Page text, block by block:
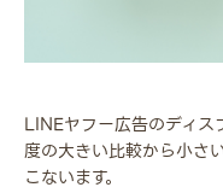
LINEヤフー広告のディ
度の大きい比較から小さ
こないます。